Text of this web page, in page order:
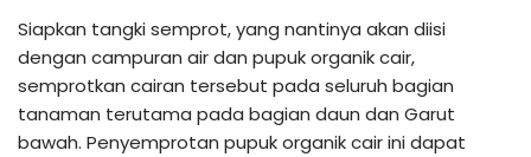
Siapkan tangki semprot, yang nantinya akan diisi
dengan campuran air dan pupuk organik cair,
semprotkan cairan tersebut pada seluruh bagian
tanaman terutama pada bagian daun dan Garut
bawah. Penyemprotan pupuk organik cair ini dapat